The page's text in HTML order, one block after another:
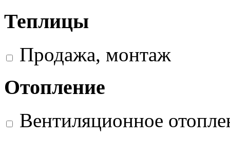
Теплицы
Продажа, монтаж
Отопление
Вентиляционное